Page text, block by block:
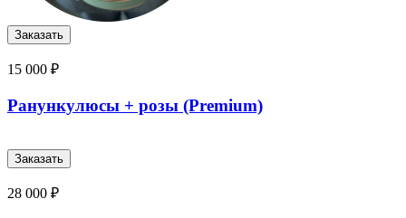
15 000 ₽
Ранункулюсы + розы (Premium)
28 000 ₽